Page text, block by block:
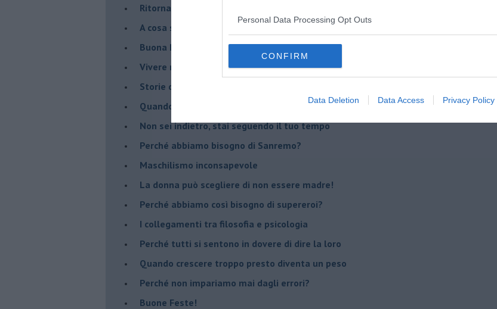
Personal Data Processing Opt Outs
CONFIRM
Data Deletion Data Access Privacy Policy
Ritornare indietro di vent’anni
​A cosa serve davvero la psicoterapia
​Buona Pasqua e … buona rinascita!
​Vivere nell’incertezza
​Storie di rinascita: i Take That
​Quando la rigidità del terapeuta è fondamentale
​Non sei indietro, stai seguendo il tuo tempo
​Perché abbiamo bisogno di Sanremo?
​Maschilismo inconsapevole
​La donna può scegliere di non essere madre!
​Perché abbiamo così bisogno di supereroi?
​I collegamenti tra filosofia e psicologia
​Perché tutti si sentono in dovere di dire la loro
​Quando crescere troppo presto diventa un peso
​Perché non impariamo mai dagli errori?
​Buone Feste!